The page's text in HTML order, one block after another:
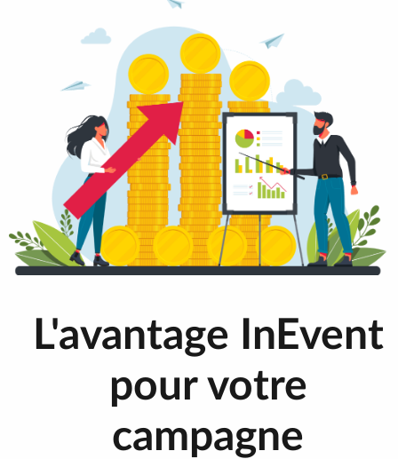
L'avantage InEvent
pour votre
campagne